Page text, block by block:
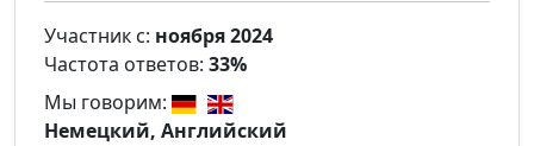
Участник с: ноября 2024
Частота ответов: 33%
Мы говорим:
Немецкий, Английский